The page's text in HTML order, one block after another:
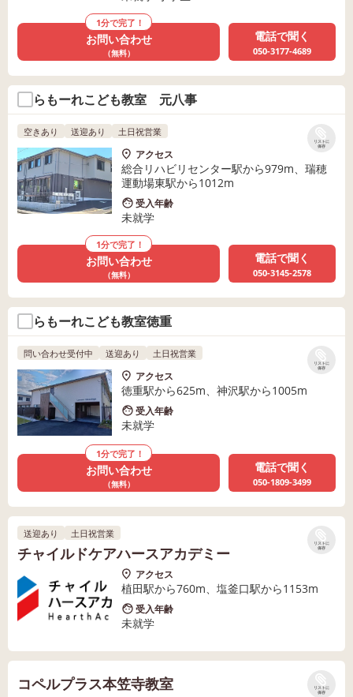
1分で完了！
お問い合わせ
（無料）
電話で聞く
050-3177-4689
らもーれこども教室 元八事
リストに
保存
空きあり 送迎あり 土日祝営業
アクセス
総合リハビリセンター駅から979m、瑞穂
運動場東駅から1012m
受入年齢
未就学
1分で完了！
お問い合わせ
（無料）
電話で聞く
050-3145-2578
らもーれこども教室徳重
リストに
保存
問い合わせ受付中 送迎あり 土日祝営業
アクセス
徳重駅から625m、神沢駅から1005m
受入年齢
未就学
1分で完了！
お問い合わせ
（無料）
電話で聞く
050-1809-3499
リストに
保存
送迎あり 土日祝営業
チャイルドケアハースアカデミー
アクセス
植田駅から760m、塩釜口駅から1153m
受入年齢
未就学
リストに
保存
コペルプラス本笠寺教室